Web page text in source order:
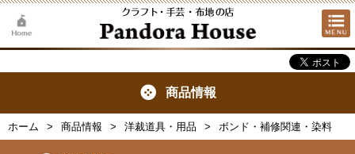
商品情報
ホーム 商品情報 洋裁道具・用品 ボンド・補修関連・染料